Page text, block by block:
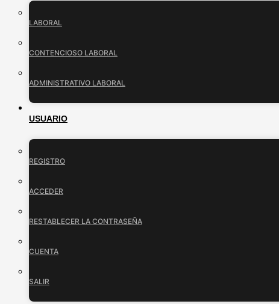
LABORAL
CONTENCIOSO LABORAL
ADMINISTRATIVO LABORAL
USUARIO
REGISTRO
ACCEDER
RESTABLECER LA CONTRASEÑA
CUENTA
SALIR